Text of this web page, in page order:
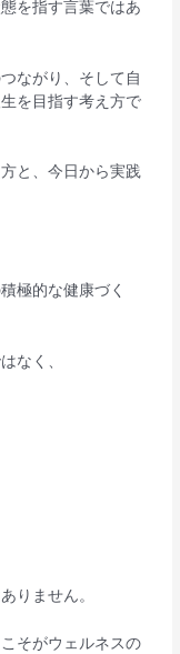
を指す言葉ではあ
ながり、そして自
を目指す考え方で
と、今日から実践
極的な健康づく
なく、
りません。
そがウェルネスの